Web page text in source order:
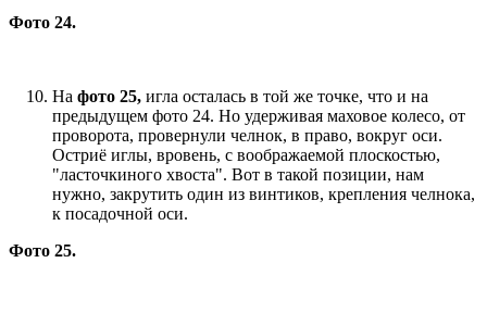
Фото 24.
На фото 25, игла осталась в той же точке, что и на
предыдущем фото 24. Но удерживая маховое колесо, от
проворота, провернули челнок, в право, вокруг оси.
Остриё иглы, вровень, с воображаемой плоскостью,
"ласточкиного хвоста". Вот в такой позиции, нам
нужно, закрутить один из винтиков, крепления челнока,
к посадочной оси.
Фото 25.